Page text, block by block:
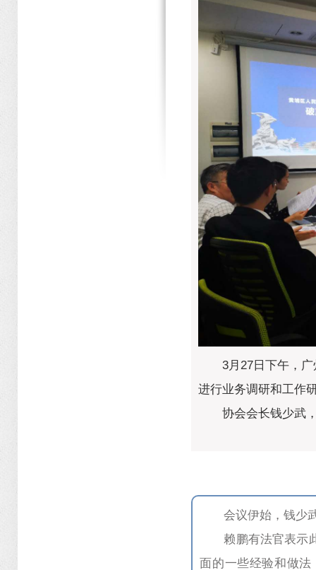
3月27日下午，
进行业务调研和工作
协会会长钱少武
会议伊始，钱少
赖鹏有法官表示
面的一些经验和做